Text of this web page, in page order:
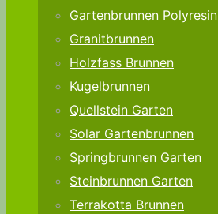
Gartenbrunnen Polyresin
Granitbrunnen
Holzfass Brunnen
Kugelbrunnen
Quellstein Garten
Solar Gartenbrunnen
Springbrunnen Garten
Steinbrunnen Garten
Terrakotta Brunnen